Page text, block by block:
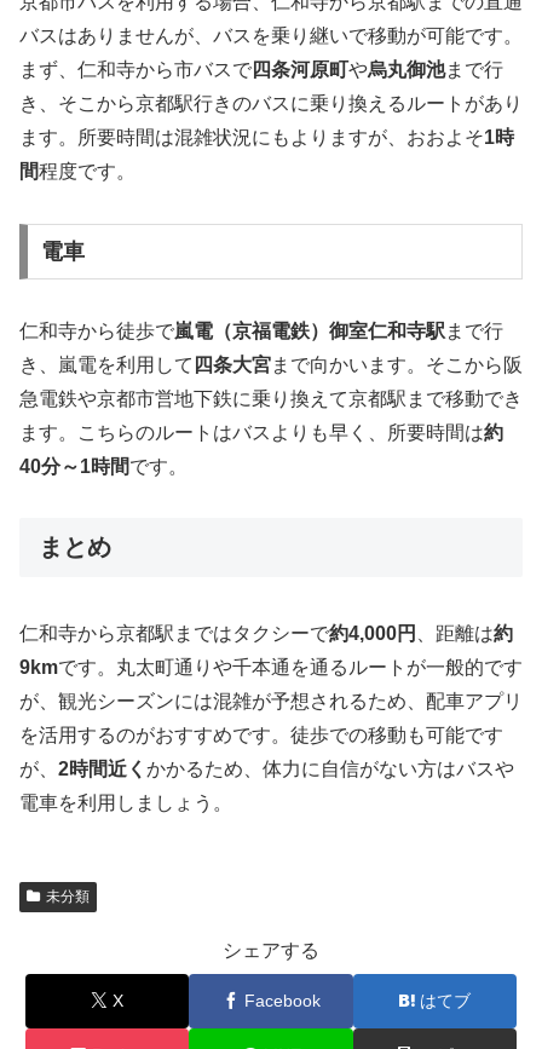
バスはありませんが、バスを乗り継いで移動が可能です。
まず、仁和寺から市バスで四条河原町や烏丸御池まで行
き、そこから京都駅行きのバスに乗り換えるルートがあり
ます。所要時間は混雑状況にもよりますが、おおよそ1時
間程度です。
電車
仁和寺から徒歩で嵐電（京福電鉄）御室仁和寺駅 まで行
き、嵐電を利用して 四条大宮まで向かいます。そこから阪
急電鉄や京都市営地下鉄に乗り換えて京都駅まで移動でき
ます。こちらのルートはバスよりも早く、所要時間は約
40分～1時間です。
まとめ
仁和寺から京都駅まではタクシーで約4,000円 、距離は約
9kmです。丸太町通りや千本通を通るルートが一般的です
が、観光シーズンには混雑が予想されるため、配車アプリ
を活用するのがおすすめです。徒歩での移動も可能です
が、 2時間近く かかるため、体力に自信がない方はバスや
電車を利用しましょう。
未分類
シェアする
X Facebook はてブ